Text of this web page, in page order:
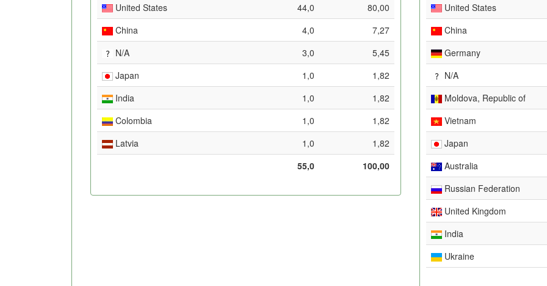
United States
44,0
80,00
China
4,0
7,27
N/A
3,0
5,45
Japan
1,0
1,82
India
1,0
1,82
Colombia
1,0
1,82
Latvia
1,0
1,82
55,0
100,00
United States
China
Germany
N/A
Moldova, Republic of
Vietnam
Japan
Australia
Russian Federation
United Kingdom
India
Ukraine